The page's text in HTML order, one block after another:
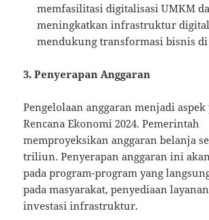
memfasilitasi digitalisasi UMKM
meningkatkan infrastruktur
mendukung transformasi bisnis
3. Penyerapan Anggaran
Pengelolaan anggaran menjadi
Rencana Ekonomi 2024. Pemerintah
memproyeksikan anggaran belanja
triliun. Penyerapan anggaran ini
pada program-program yang
pada masyarakat, penyediaan
investasi infrastruktur.